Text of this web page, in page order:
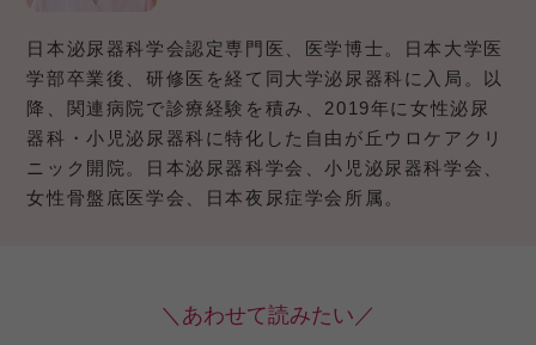
日本泌尿器科学会認定専門医、医学博士。日本大学医
学部卒業後、研修医を経て同大学泌尿器科に入局。以
降、関連病院で診療経験を積み、2019年に女性泌尿
器科・小児泌尿器科に特化した自由が丘ウロケアクリ
ニック開院。日本泌尿器科学会、小児泌尿器科学会、
女性骨盤底医学会、日本夜尿症学会所属。
＼あわせて読みたい／